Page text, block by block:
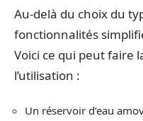
Au-delà du choix du
fonctionnalités
Voici ce qui peut faire
l’utilisation :
Un réservoir d’eau